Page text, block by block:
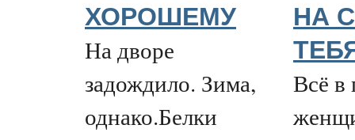
ХОРОШЕМУ
На дворе
задождило. Зима,
однако.Белки
НА
Всё в